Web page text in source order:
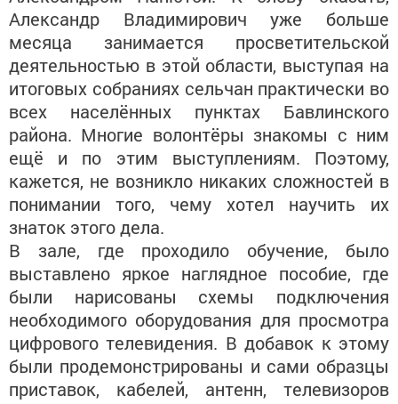
Александр Владимирович уже больше
месяца занимается просветительской
деятельностью в этой области, выступая на
итоговых собраниях сельчан практически во
всех населённых пунктах Бавлинского
района. Многие волонтёры знакомы с ним
ещё и по этим выступлениям. Поэтому,
кажется, не возникло никаких сложностей в
понимании того, чему хотел научить их
знаток этого дела.
В зале, где проходило обучение, было
выставлено яркое наглядное пособие, где
были нарисованы схемы подключения
необходимого оборудования для просмотра
цифрового телевидения. В добавок к этому
были продемонстрированы и сами образцы
приставок, кабелей, антенн, телевизоров